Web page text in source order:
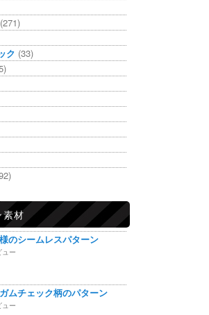
(271)
ク (33)
素材
のシームレスパターン
ー
ムチェック柄のパターン
ー